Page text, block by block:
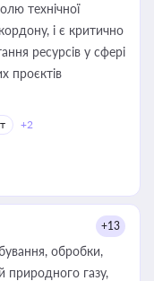
технічної
і є критично
ресурсів у сфері
проєктів
+2
+13
обробки,
природного газу,